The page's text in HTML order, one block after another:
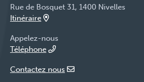
Rue de Bosquet 31, 1400 Nivelles
Itinéraire
Appelez-nous
Téléphone
Contactez nous